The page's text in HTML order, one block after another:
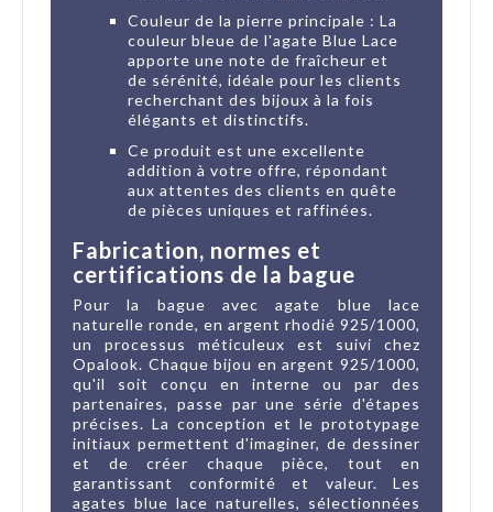
Couleur de la pierre principale : La
couleur bleue de l'agate Blue Lace
apporte une note de fraîcheur et
de sérénité, idéale pour les clients
recherchant des bijoux à la fois
élégants et distinctifs.
Ce produit est une excellente
addition à votre offre, répondant
aux attentes des clients en quête
de pièces uniques et raffinées.
Fabrication, normes et
certifications de la bague
Pour la bague avec agate blue lace
naturelle ronde, en argent rhodié 925/1000,
un processus méticuleux est suivi chez
Opalook. Chaque bijou en argent 925/1000,
qu'il soit conçu en interne ou par des
partenaires, passe par une série d'étapes
précises. La conception et le prototypage
initiaux permettent d'imaginer, de dessiner
et de créer chaque pièce, tout en
garantissant conformité et valeur. Les
agates blue lace naturelles, sélectionnées